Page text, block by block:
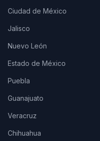
Ciudad de México
Jalisco
Nuevo León
Estado de México
Puebla
Guanajuato
Veracruz
Chihuahua